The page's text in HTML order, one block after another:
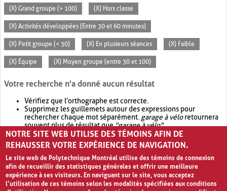
(X) Grand groupe (> 100) (X) Hors classe
(X) Activités développées (Entre 30 et 60 minutes)
(X) Petit groupe (< 30) (X) En plusieurs séances (X) Faible
(X) Équipe (X) Moyen groupe (entre 30 et 100)
Votre recherche n'a donné aucun résultat
Vérifiez que l'orthographe est correcte.
Supprimez les guillemets autour des expressions pour
rechercher chaque mot séparément. garage à véloretournera
souvent plus de résultat que"garage à vélo".
Envisagez d'élargir votre recherche avec OR.garage OR vélo
retournera souvent plus de résultat quegarage à vélo
NOTRE SITE WEB UTILISE DES TÉMOINS AFIN DE
REHAUSSER VOTRE EXPÉRIENCE DE NAVIGATION.
Le site web de Polytechnique Montréal utilise des témoins de connexion
afin de recueillir des statistiques générales et offrir une meilleure
expérience à ses visiteurs. En naviguant sur le site, vous acceptez
l’utilisation de ces témoins selon les modalités spécifiées aux conditions